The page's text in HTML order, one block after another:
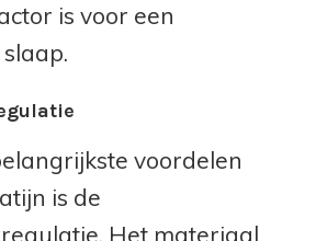
is voor een
voordelen
is de
Het materiaal